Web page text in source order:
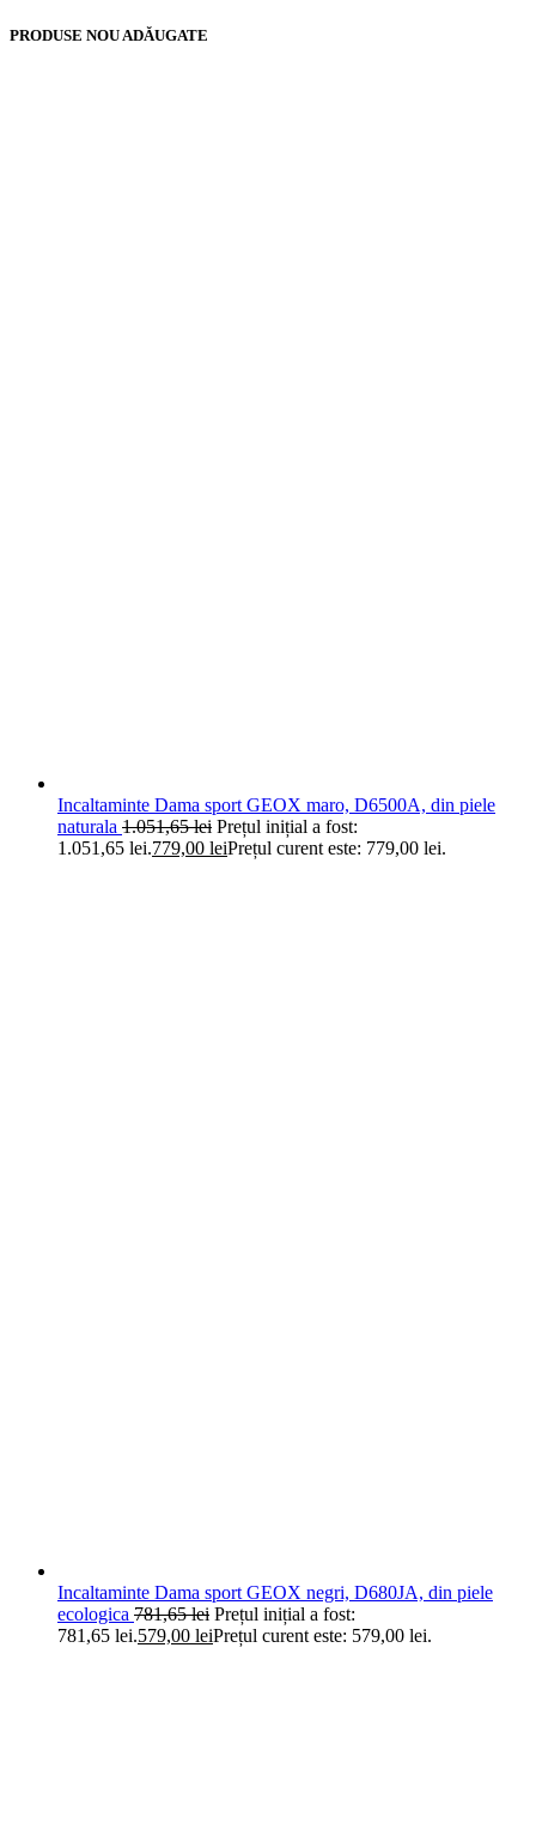
PRODUSE NOU ADĂUGATE
Incaltaminte Dama sport GEOX maro, D6500A, din piele
naturala 1.051,65lei Prețul inițial a fost:
1.051,65 lei.779,00 leiPrețul curent este: 779,00 lei.
Incaltaminte Dama sport GEOX negri, D680JA, din piele
ecologica 781,65lei Prețul inițial a fost:
781,65 lei.579,00 leiPrețul curent este: 579,00 lei.